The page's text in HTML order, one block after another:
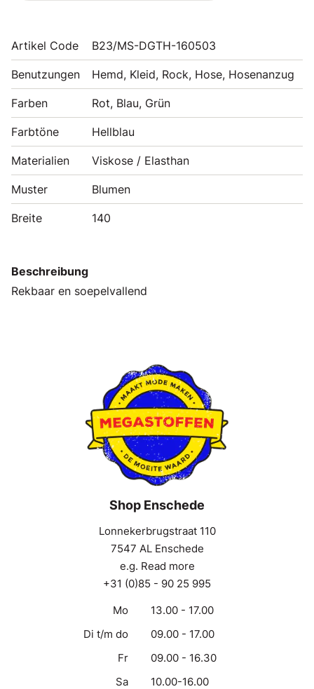
Artikel Code B23/MS-DGTH-160503
Benutzungen Hemd, Kleid, Rock, Hose, Hosenanzug
Farben Rot, Blau, Grün
Farbtöne Hellblau
Materialien Viskose / Elasthan
Muster Blumen
Breite 140
Beschreibung
Rekbaar en soepelvallend
Shop Enschede
Lonnekerbrugstraat 110
7547 AL Enschede
e.g. Read more
+31 (0)85 - 90 25 995
Mo
13.00 - 17.00
Di t/m do
09.00 - 17.00
Fr
09.00 - 16.30
Sa
10.00-16.00